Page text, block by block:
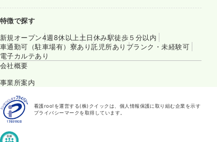
特徴で探す
新規オープン4週8休以上 土日休み駅徒歩５分以内
車通勤可（駐車場有） 寮あり託児所あり ブランク・未経験可
電子カルテあり
会社概要
事業所案内
看護roo!を運営する(株)クイックは、個人情報保護に取り組む企業を示す
プライバシーマークを取得しています。